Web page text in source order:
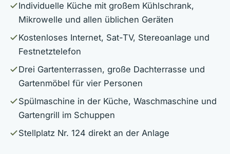
Individuelle Küche mit großem Kühlschrank,
Mikrowelle und allen üblichen Geräten
Kostenloses Internet, Sat-TV, Stereoanlage und
Festnetztelefon
Drei Gartenterrassen, große Dachterrasse und
Gartenmöbel für vier Personen
Spülmaschine in der Küche, Waschmaschine und
Gartengrill im Schuppen
Stellplatz Nr. 124 direkt an der Anlage